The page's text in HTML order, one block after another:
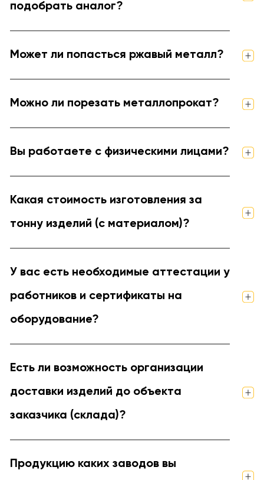
подобрать аналог?
Может ли попасться ржавый металл?
Можно ли порезать металлопрокат?
Вы работаете с физическими лицами?
Какая стоимость изготовления за
тонну изделий (с материалом)?
У вас есть необходимые аттестации у
работников и сертификаты на
оборудование?
Есть ли возможность организации
доставки изделий до объекта
заказчика (склада)?
Продукцию каких заводов вы